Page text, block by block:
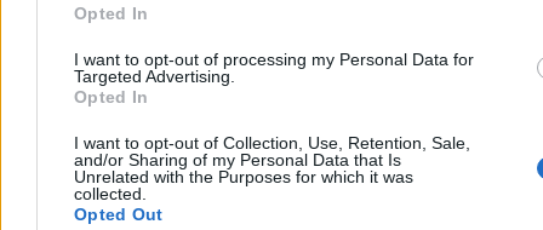
Opted In
I want to opt-out of processing my Personal Data for
Targeted Advertising.
Opted In
I want to opt-out of Collection, Use, Retention, Sale,
and/or Sharing of my Personal Data that Is
Unrelated with the Purposes for which it was
collected.
Opted Out
„Rosyjski dzięcioł” z Czarnobyla. Historia jednej
z największych tajemnic ZSRR